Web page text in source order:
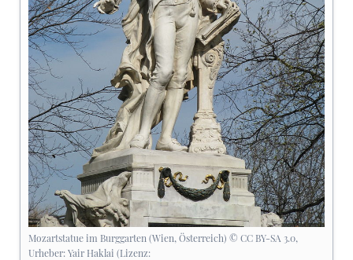
Mozartstatue im Burggarten (Wien, Österreich) © CC BY-SA 3.0,
Urheber: Yair Haklai (Lizenz: